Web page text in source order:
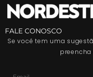
FALE CONOSCO
Se você tem uma